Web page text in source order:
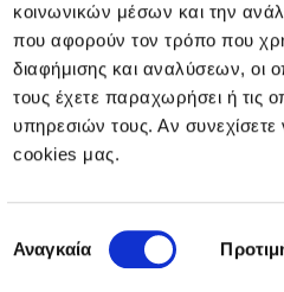
κοινωνικών μέσων και την
που αφορούν τον τρόπο που
διαφήμισης και αναλύσεων, οι
τους έχετε παραχωρήσει ή τις
υπηρεσιών τους. Αν συνεχίσετε
cookies μας.
συγκατάθεσης
Αναγκαία